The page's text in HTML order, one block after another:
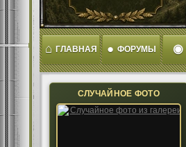
⌂ ГЛАВНАЯ ● ФОРУМЫ ◉
СЛУЧАЙНОЕ ФОТО